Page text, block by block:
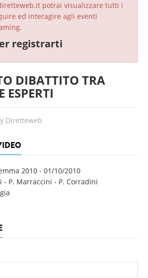
potrai visualizzare tutti i
ed interagire agli eventi
registrarti
DIBATTITO TRA
ESPERTI
Diretteweb
2010 - 01/10/2010
- P. Marraccini - P. Corradini